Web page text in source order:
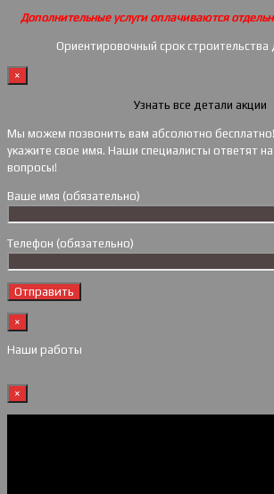
Дополнительные услуги оплачиваются
Ориентировочный срок строительства
×
Узнать все детали акции
Мы можем позвонить вам абсолютно
укажите свое имя. Наши специалисты ответят
вопросы!
Ваше имя (обязательно)
Телефон (обязательно)
×
Наши работы
×